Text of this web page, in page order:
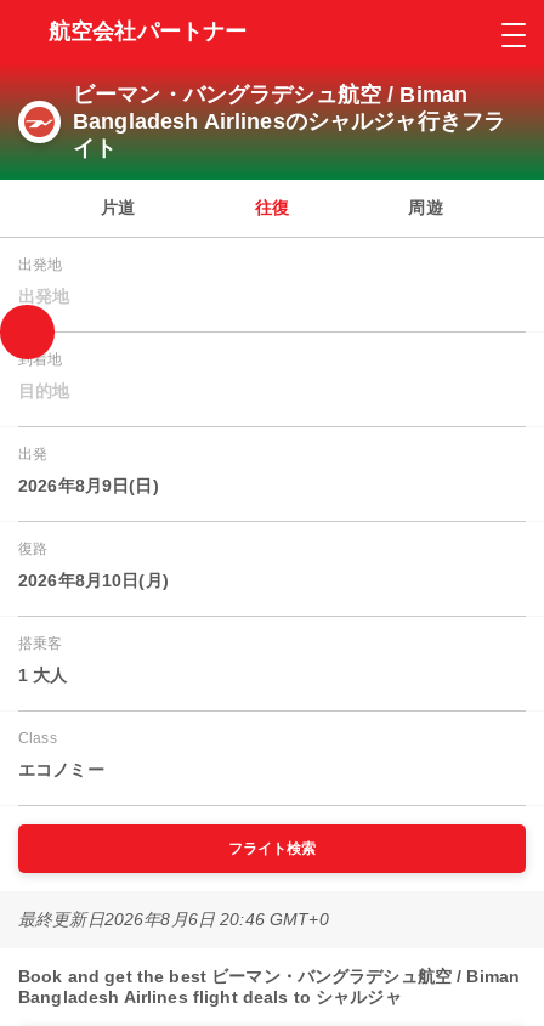
航空会社パートナー
ビーマン・バングラデシュ航空 / Biman
Bangladesh Airlinesのシャルジャ行きフラ
イト
片道 往復 周遊
出発地
出発地
到着地
目的地
出発
2026年8月9日(日)
復路
2026年8月10日(月)
搭乗客
1 大人
Class
エコノミー
フライト検索
最終更新日2026年8月6日 20:46 GMT+0
Book and get the best ビーマン・バングラデシュ航空 / Biman
Bangladesh Airlines flight deals to シャルジャ